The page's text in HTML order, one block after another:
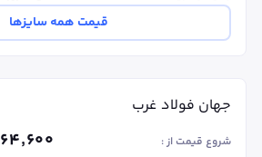
قیمت همه سایزها
جهان فولاد غرب
شروع قیمت از : ۶۴٬۶۰۰